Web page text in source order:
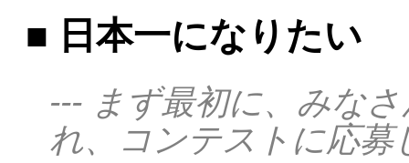
■ 日本一になりたい
--- まず最初に、みな
れ、コンテストに応募